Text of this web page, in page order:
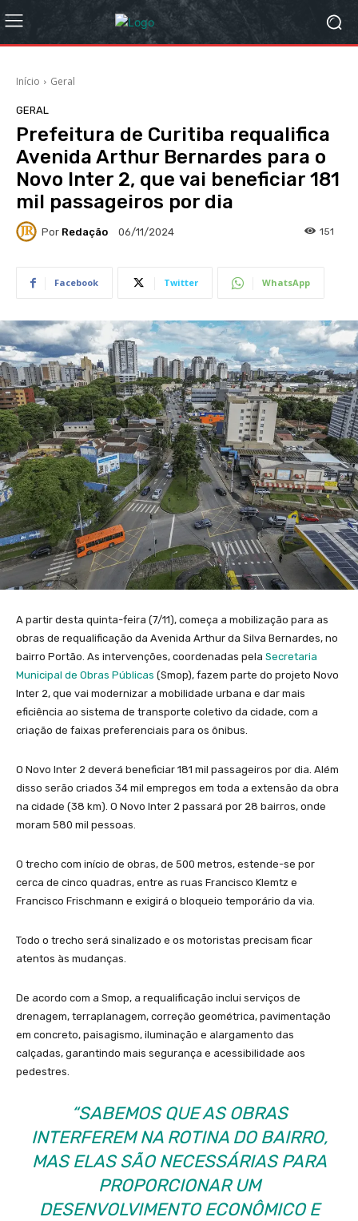
Início Geral
GERAL
Prefeitura de Curitiba requalifica
Avenida Arthur Bernardes para o
Novo Inter 2, que vai beneficiar 181
mil passageiros por dia
Por Redação 06/11/2024 151
Facebook Twitter WhatsApp
A partir desta quinta-feira (7/11), começa a mobilização para as
obras de requalificação da Avenida Arthur da Silva Bernardes, no
bairro Portão. As intervenções, coordenadas pela Secretaria
Municipal de Obras Públicas (Smop), fazem parte do projeto Novo
Inter 2, que vai modernizar a mobilidade urbana e dar mais
eficiência ao sistema de transporte coletivo da cidade, com a
criação de faixas preferenciais para os ônibus.
O Novo Inter 2 deverá beneficiar 181 mil passageiros por dia. Além
disso serão criados 34 mil empregos em toda a extensão da obra
na cidade (38 km). O Novo Inter 2 passará por 28 bairros, onde
moram 580 mil pessoas.
O trecho com início de obras, de 500 metros, estende-se por
cerca de cinco quadras, entre as ruas Francisco Klemtz e
Francisco Frischmann e exigirá o bloqueio temporário da via.
Todo o trecho será sinalizado e os motoristas precisam ficar
atentos às mudanças.
De acordo com a Smop, a requalificação inclui serviços de
drenagem, terraplanagem, correção geométrica, pavimentação
em concreto, paisagismo, iluminação e alargamento das
calçadas, garantindo mais segurança e acessibilidade aos
pedestres.
“SABEMOS QUE AS OBRAS
INTERFEREM NA ROTINA DO BAIRRO,
MAS ELAS SÃO NECESSÁRIAS PARA
PROPORCIONAR UM
DESENVOLVIMENTO ECONÔMICO E